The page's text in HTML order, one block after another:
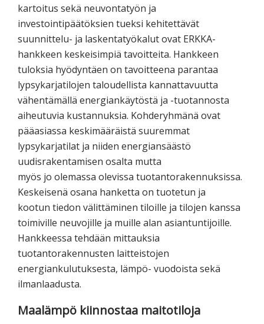
kartoitus sekä neuvontatyön ja
investointipäätöksien tueksi kehitettävät
suunnittelu- ja laskentatyökalut ovat ERKKA-
hankkeen keskeisimpiä tavoitteita. Hankkeen
tuloksia hyödyntäen on tavoitteena parantaa
lypsykarjatilojen taloudellista kannattavuutta
vähentämällä energiankäytöstä ja -tuotannosta
aiheutuvia kustannuksia. Kohderyhmänä ovat
pääasiassa keskimääräistä suuremmat
lypsykarjatilat ja niiden energiansäästö
uudisrakentamisen osalta mutta
myös jo olemassa olevissa tuotantorakennuksissa.
Keskeisenä osana hanketta on tuotetun ja
kootun tiedon välittäminen tiloille ja tilojen kanssa
toimiville neuvojille ja muille alan asiantuntijoille.
Hankkeessa tehdään mittauksia
tuotantorakennusten laitteistojen
energiankulutuksesta, lämpö- vuodoista sekä
ilmanlaadusta.
Maalämpö kiinnostaa maitotiloja